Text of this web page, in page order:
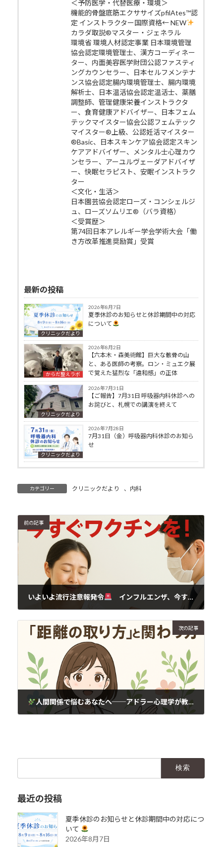
＜予防医学・代替医療・環境＞
機能的骨盤底筋エクササイズpfilAtes™認
定 インストラクター国際資格← NEW
カラダ取説®マスター・ジェネラル
環境省 環境人材認定事業 日本環境管理
協会認定環境管理士、漢方コーディネー
ター、内面美容医学財団公認ファスティ
ングカウンセラー、日本セルフメンテナ
ンス協会認定腸内環境管理士、腸内環境
解析士、日本温活協会認定温活士、薬膳
調整師、管理健康栄養インストラクタ
ー、食育健康アドバイザー、日本フェム
テックマイスター協会公認フェムテック
マイスター®上級、公認妊活マイスター
®Basic、日本スキンケア協会認定スキン
ケアアドバイザー、メンタル士心理カウ
ンセラー、アーユルヴェーダアドバイザ
ー、快眠セラピスト、安眠インストラク
ター
＜文化・生活＞
日本園芸協会認定ローズ・コンシェルジ
ュ、ローズソムリエ®（バラ資格）
＜受賞歴＞
第74回日本アレルギー学会学術大会「働
き方改革推進奨励賞」受賞
最新の投稿
クリニックだより
2026年8月7日
夏季休診のお知らせと休診期間中の対応
について
からだ整えラボ
2026年8月2日
【六本木・森美術館】巨大な骸骨の山
と、ある医師の考察。ロン・ミュエク展
で覚えた猛烈な「違和感」の正体
クリニックだより
2026年7月31日
【ご報告】7月31日 呼吸器内科休診への
お詫びと、札幌での講演を終えて
クリニックだより
2026年7月28日
7月31日（金）呼吸器内科休診のお知ら
せ
カテゴリー クリニックだより 、 内科
前の記事
いよいよ流行注意報発令 インフルエンザ、今すぐワクチンを！
次の記事
人間関係で悩むあなたへ──アドラー心理学が教える「距離の取り方」と「関わり方」
最近の投稿
夏季休診のお知らせと休診期間中の対応につ
いて
2026年8月7日